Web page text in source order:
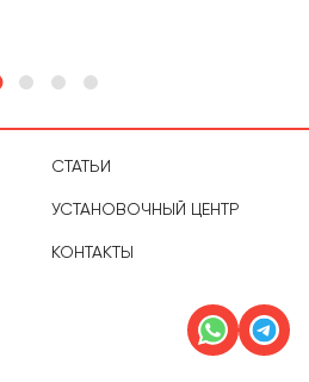
СТАТЬИ
УСТАНОВОЧНЫЙ ЦЕНТР
КОНТАКТЫ